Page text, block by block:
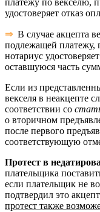
платежу по векселю,
удостоверяет отказ
⇒В случае акцепта
подлежащей платежу,
нотариус
оставшуюся часть
Если из
векселя в неакцепте
соответствии со
о вторичном
после первого
соответствующую
Протест в
плательщика
если плательщик не
подтвердил это
протест также